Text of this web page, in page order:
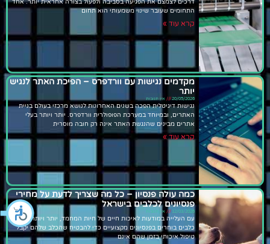
דרכים לצמצם את הפגיעה בסביבה ולפעול בצורה אחראית יותר. אחד
התחומים שעובר שינוי משמעותי הוא תחום
קרא עוד »
מקדמים נגישות עם וורדפרס – הפיכת האתר לנגיש
יותר
20/05/2026 אין תגובות
נגישות דיגיטלית הפכה בשנים האחרונות לנושא מרכזי בעולם בניית
האתרים, ובמיוחד במערכת הפופולרית וורדפרס. יותר ויותר בעלי
אתרים מבינים שהנגשת האתר אינה רק חובה מוסרית
קרא עוד »
כמה עולה פנסיון – כל מה שצריך לדעת על מחירי
פנסיונים לכלבים בישראל
12/03/2026 אין תגובות
עם העלייה במודעות לאיכות חיים של חיות המחמד, יותר ויותר בעלי
כלבים בוחרים בפנסיונים מקצועיים כדי להבטיח שהכלב שלהם יקבל
טיפול איכותי בזמן שהם אינם